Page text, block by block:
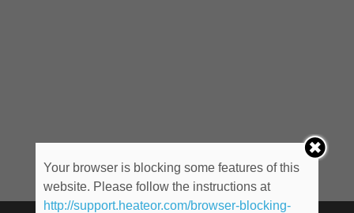
Your browser is blocking some features of this
website. Please follow the instructions at
http://support.heateor.com/browser-blocking-